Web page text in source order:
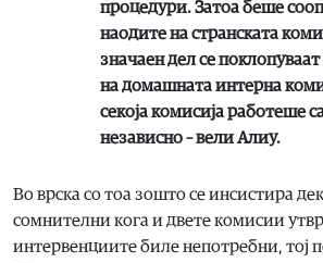
процедури. Затоа беше
наодите на странската
значаен дел се
на домашната интерна
секоја комисија работеше
независно – вели Алиу.
Во врска со тоа зошто се инсистира
сомнителни кога и двете комисии
интервенциите биле непотребни, тој